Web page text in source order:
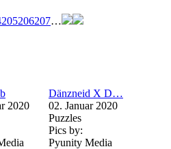
205206207…
2020
Dänzneid X D…
02. Januar 2020
Puzzles
Pics by:
Pyunity Media